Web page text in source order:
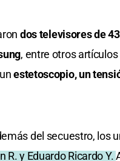
dos televisores de
, entre otros
estetoscopio, un
del secuestro, los
R. y Eduardo Ricardo Y.